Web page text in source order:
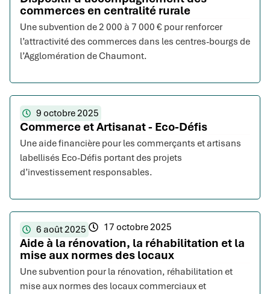
commerces en centralité rurale
Une subvention de 2 000 à 7 000 € pour renforcer
l’attractivité des commerces dans les centres-bourgs de
l’Agglomération de Chaumont.
9 octobre 2025
Commerce et Artisanat - Eco-Défis
Une aide financière pour les commerçants et artisans
labellisés Eco-Défis portant des projets
d’investissement responsables.
6 août 2025 17 octobre 2025
Aide à la rénovation, la réhabilitation et la
mise aux normes des locaux
Une subvention pour la rénovation, réhabilitation et
mise aux normes des locaux commerciaux et